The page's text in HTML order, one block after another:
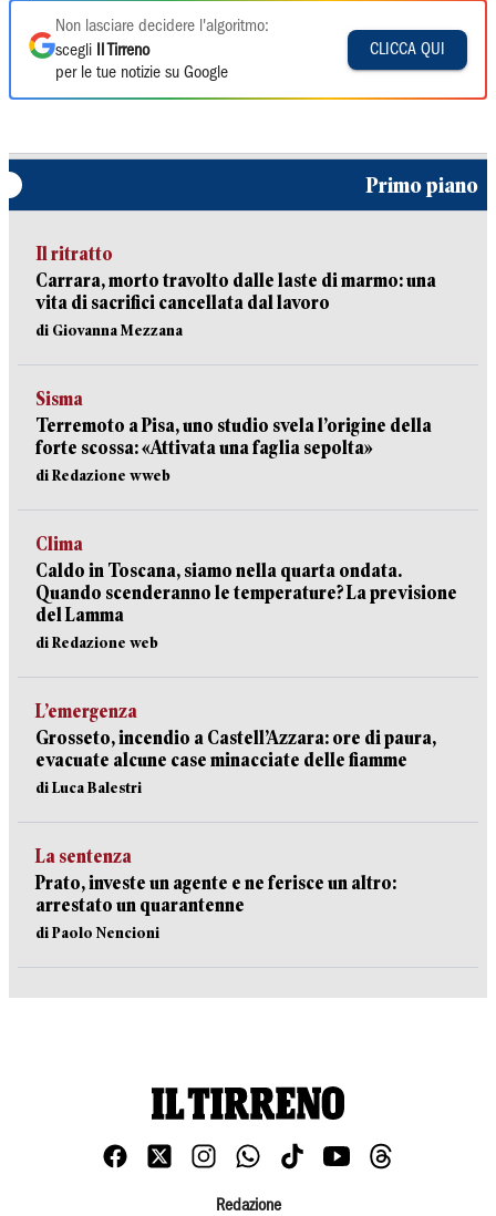
Non lasciare decidere l'algoritmo:
scegli
Il Tirreno
per le tue notizie su Google
CLICCA QUI
Primo piano
Il ritratto
Carrara, morto travolto dalle laste di marmo: una
vita di sacrifici cancellata dal lavoro
di Giovanna Mezzana
Sisma
Terremoto a Pisa, uno studio svela l’origine della
forte scossa: «Attivata una faglia sepolta»
di Redazione wweb
Clima
Caldo in Toscana, siamo nella quarta ondata.
Quando scenderanno le temperature? La previsione
del Lamma
di Redazione web
L’emergenza
Grosseto, incendio a Castell’Azzara: ore di paura,
evacuate alcune case minacciate delle fiamme
di Luca Balestri
La sentenza
Prato, investe un agente e ne ferisce un altro:
arrestato un quarantenne
di Paolo Nencioni
Redazione